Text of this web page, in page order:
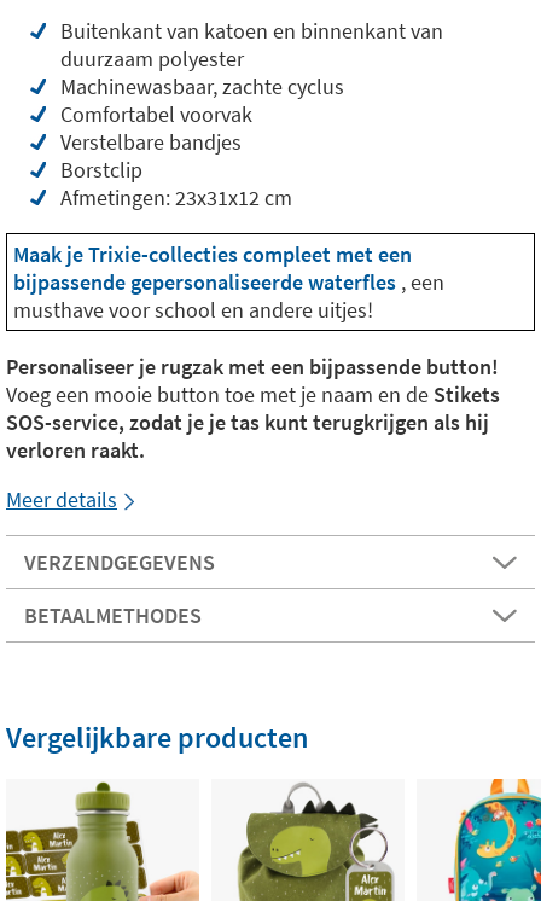
Buitenkant van katoen en binnenkant van
duurzaam polyester
Machinewasbaar, zachte cyclus
Comfortabel voorvak
Verstelbare bandjes
Borstclip
Afmetingen: 23x31x12 cm
Maak je Trixie-collecties compleet met een
bijpassende gepersonaliseerde waterfles , een
musthave voor school en andere uitjes!
Personaliseer je rugzak met een bijpassende button!
Voeg een mooie button toe met je naam en de Stikets
SOS-service, zodat je je tas kunt terugkrijgen als hij
verloren raakt.
Meer details
VERZENDGEGEVENS
BETAALMETHODES
Vergelijkbare producten